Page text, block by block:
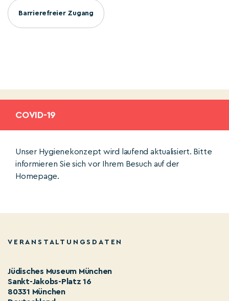
Barrierefreier Zugang
COVID-19
Unser Hygienekonzept wird laufend aktualisiert. Bitte
informieren Sie sich vor Ihrem Besuch auf der
Homepage.
VERANSTALTUNGSDATEN
Jüdisches Museum München
Sankt-Jakobs-Platz 16
80331 München